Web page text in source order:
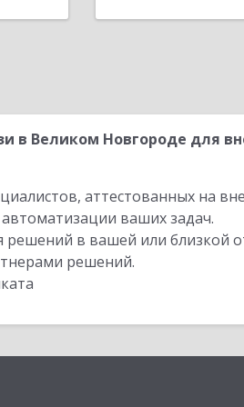
в Великом Новгороде для
аттестованных на
ваших задач.
в вашей или близкой
решений.